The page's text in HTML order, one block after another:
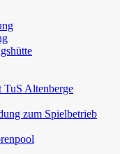
TuS Altenberge
zum Spielbetrieb